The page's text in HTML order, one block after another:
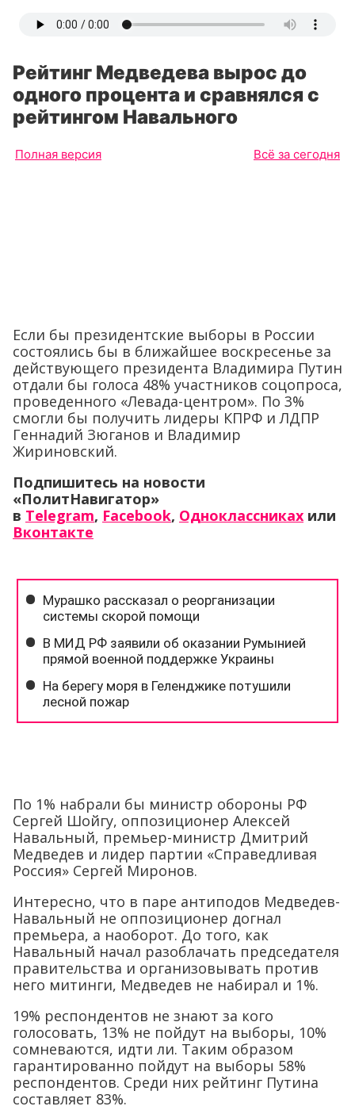
Рейтинг Медведева вырос до
одного процента и сравнялся с
рейтингом Навального
Полная версия Всё за сегодня
Если бы президентские выборы в России
состоялись бы в ближайшее воскресенье за
действующего президента Владимира Путин
отдали бы голоса 48% участников соцопроса,
проведенного «Левада-центром». По 3%
смогли бы получить лидеры КПРФ и ЛДПР
Геннадий Зюганов и Владимир
Жириновский.
Подпишитесь на новости
«ПолитНавигатор»
в Telegram, Facebook, Одноклассниках или
Вконтакте
По 1% набрали бы министр обороны РФ
Сергей Шойгу, оппозиционер Алексей
Навальный, премьер-министр Дмитрий
Медведев и лидер партии «Справедливая
Россия» Сергей Миронов.
Интересно, что в паре антиподов Медведев-
Навальный не оппозиционер догнал
премьера, а наоборот. До того, как
Навальный начал разоблачать председателя
правительства и организовывать против
него митинги, Медведев не набирал и 1%.
19% респондентов не знают за кого
голосовать, 13% не пойдут на выборы, 10%
сомневаются, идти ли. Таким образом
гарантированно пойдут на выборы 58%
респондентов. Среди них рейтинг Путина
составляет 83%.